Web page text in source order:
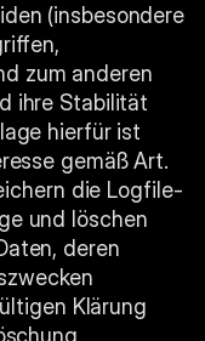
(insbesondere
zum anderen
ihre Stabilität
hierfür ist
gemäß Art.
die Logfile-
und löschen
deren
Klärung